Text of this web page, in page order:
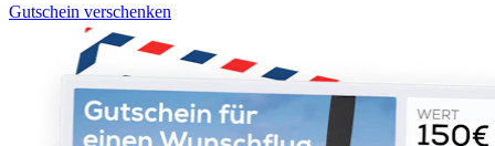
Gutschein verschenken